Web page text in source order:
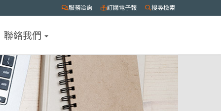
服務洽詢 訂閱電子報 搜尋檢索
聯絡我們